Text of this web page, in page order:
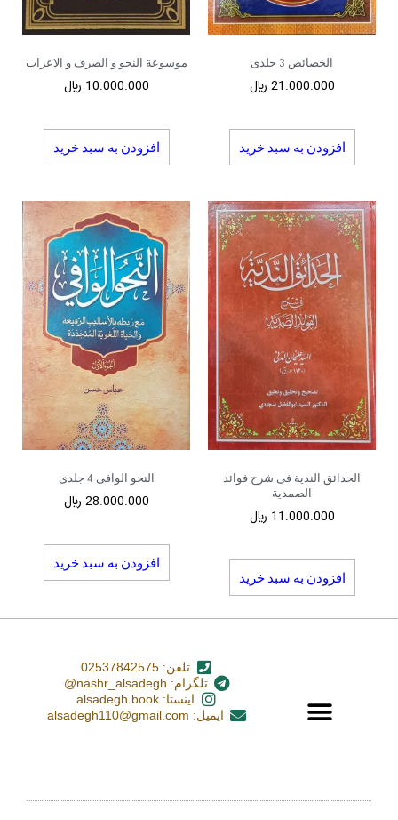
الخصائص 3 جلدی
21.000.000 ﷼
افزودن به سبد خرید
موسوعة النحو و الصرف و الاعراب
10.000.000 ﷼
افزودن به سبد خرید
الحدائق الندیة فی شرح فوائد
الصمدیة
11.000.000 ﷼
افزودن به سبد خرید
النحو الوافی 4 جلدی
28.000.000 ﷼
افزودن به سبد خرید
تلفن: 02537842575
تلگرام: nashr_alsadegh@
اینستا: alsadegh.book
ایمیل: alsadegh110@gmail.com